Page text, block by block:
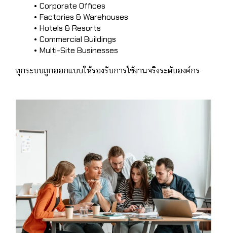
Corporate Offices
Factories & Warehouses
Hotels & Resorts
Commercial Buildings
Multi-Site Businesses
ทุกระบบถูกออกแบบให้รองรับการใช้งานจริงระดับองค์กร